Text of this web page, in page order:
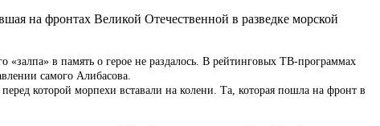
на фронтах Великой Отечественной в разведке морской
в память о герое не раздалось. В рейтинговых ТВ-программах
самого Алибасова.
которой морпехи вставали на колени. Та, которая пошла на фронт в